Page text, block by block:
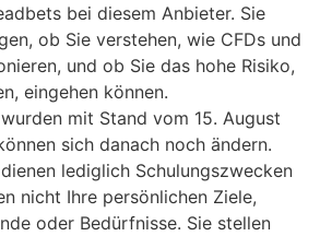
bei diesem Anbieter. Sie
ob Sie verstehen, wie CFDs und
und ob Sie das hohe Risiko,
eingehen können.
mit Stand vom 15. August
sich danach noch ändern.
lediglich Schulungszwecken
nicht Ihre persönlichen Ziele,
oder Bedürfnisse. Sie stellen